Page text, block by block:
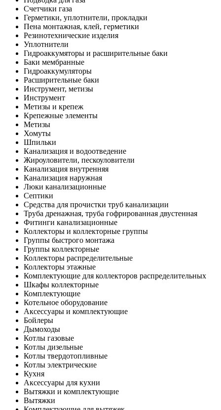
Счетчики газа
Герметики, уплотнители, прокладки
Пена монтажная, клей, герметики
Резинотехнические изделия
Уплотнители
Гидроаккумяторы и расширительные баки
Баки мембранные
Гидроаккумуляторы
Расширительные баки
Инструмент, метизы
Инструмент
Метизы и крепеж
Крепежные элементы
Метизы
Хомуты
Шпильки
Канализация и водоотведение
Жироуловители, пескоуловители
Канализация внутренняя
Канализация наружная
Люки канализационные
Септики
Средства для прочистки труб канализации
Труба дренажная, труба гофрированная двустенная
Фитинги канализационные
Коллекторы и коллекторные группы
Группы быстрого монтажа
Группы коллекторные
Коллекторы распределительные
Коллекторы этажные
Комплектующие для коллекторов распределительных
Шкафы коллекторные
Комплектующие
Котельное оборудование
Аксессуары и комплектующие
Бойлеры
Дымоходы
Котлы газовые
Котлы дизельные
Котлы твердотопливные
Котлы электрические
Кухня
Аксессуары для кухни
Вытяжки и комплектующие
Вытяжки